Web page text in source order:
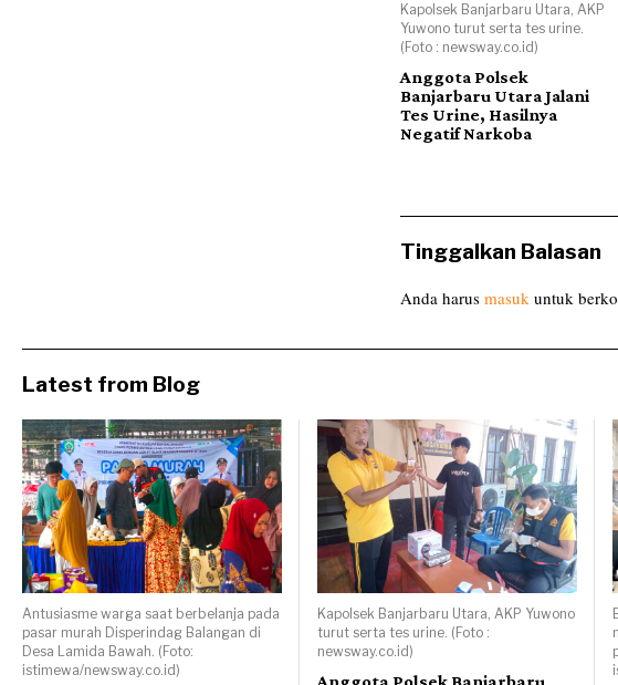
Kapolsek Banjarbaru Utara, AKP
Yuwono turut serta tes urine.
(Foto : newsway.co.id)
Anggota Polsek
Banjarbaru Utara Jalani
Tes Urine, Hasilnya
Negatif Narkoba
Tinggalkan Balasan
Anda harus masuk untuk
Latest from Blog
Antusiasme warga saat berbelanja pada
pasar murah Disperindag Balangan di
Desa Lamida Bawah. (Foto:
istimewa/newsway.co.id)
Kapolsek Banjarbaru Utara, AKP Yuwono
turut serta tes urine. (Foto :
newsway.co.id)